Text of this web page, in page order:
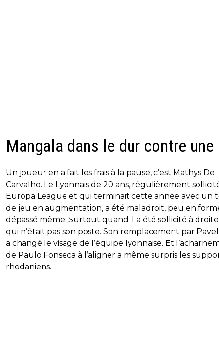
Mangala dans le dur contre une
Un joueur en a fait les frais à la pause, c’est Mathys De
Carvalho. Le Lyonnais de 20 ans, régulièrement
Europa League et qui terminait cette année avec un
de jeu en augmentation, a été maladroit, peu en
dépassé même. Surtout quand il a été sollicité à
qui n’était pas son poste. Son remplacement par
a changé le visage de l’équipe lyonnaise. Et
de Paulo Fonseca à l’aligner a même surpris les
rhodaniens.